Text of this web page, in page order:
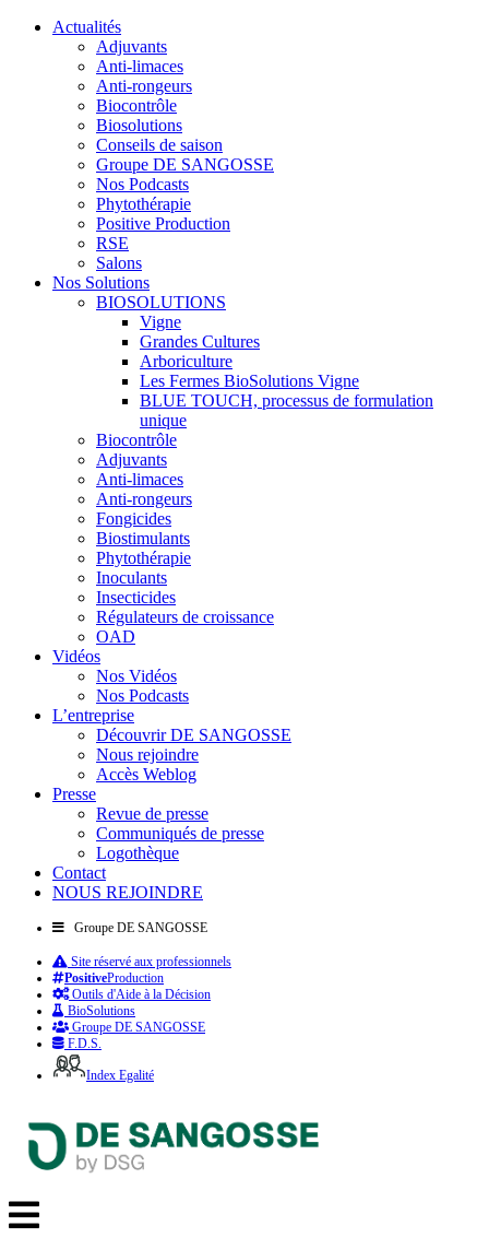
Actualités
Adjuvants
Anti-limaces
Anti-rongeurs
Biocontrôle
Biosolutions
Conseils de saison
Groupe DE SANGOSSE
Nos Podcasts
Phytothérapie
Positive Production
RSE
Salons
Nos Solutions
BIOSOLUTIONS
Vigne
Grandes Cultures
Arboriculture
Les Fermes BioSolutions Vigne
BLUE TOUCH, processus de formulation
unique
Biocontrôle
Adjuvants
Anti-limaces
Anti-rongeurs
Fongicides
Biostimulants
Phytothérapie
Inoculants
Insecticides
Régulateurs de croissance
OAD
Vidéos
Nos Vidéos
Nos Podcasts
L’entreprise
Découvrir DE SANGOSSE
Nous rejoindre
Accès Weblog
Presse
Revue de presse
Communiqués de presse
Logothèque
Contact
NOUS REJOINDRE
Groupe DE SANGOSSE
Site réservé aux professionnels
PositiveProduction
Outils d'Aide à la Décision
BioSolutions
Groupe DE SANGOSSE
F.D.S.
Index Egalité